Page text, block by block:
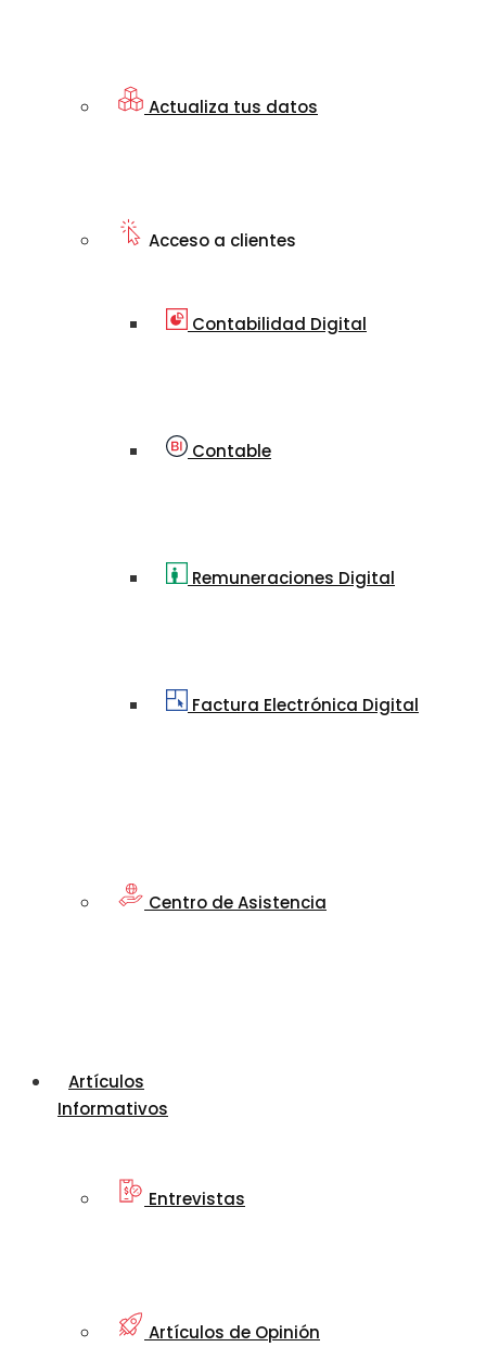
Actualiza tus datos
Acceso a clientes
Contabilidad Digital
Contable
Remuneraciones Digital
Factura Electrónica Digital
Centro de Asistencia
Artículos
Informativos
Entrevistas
Artículos de Opinión